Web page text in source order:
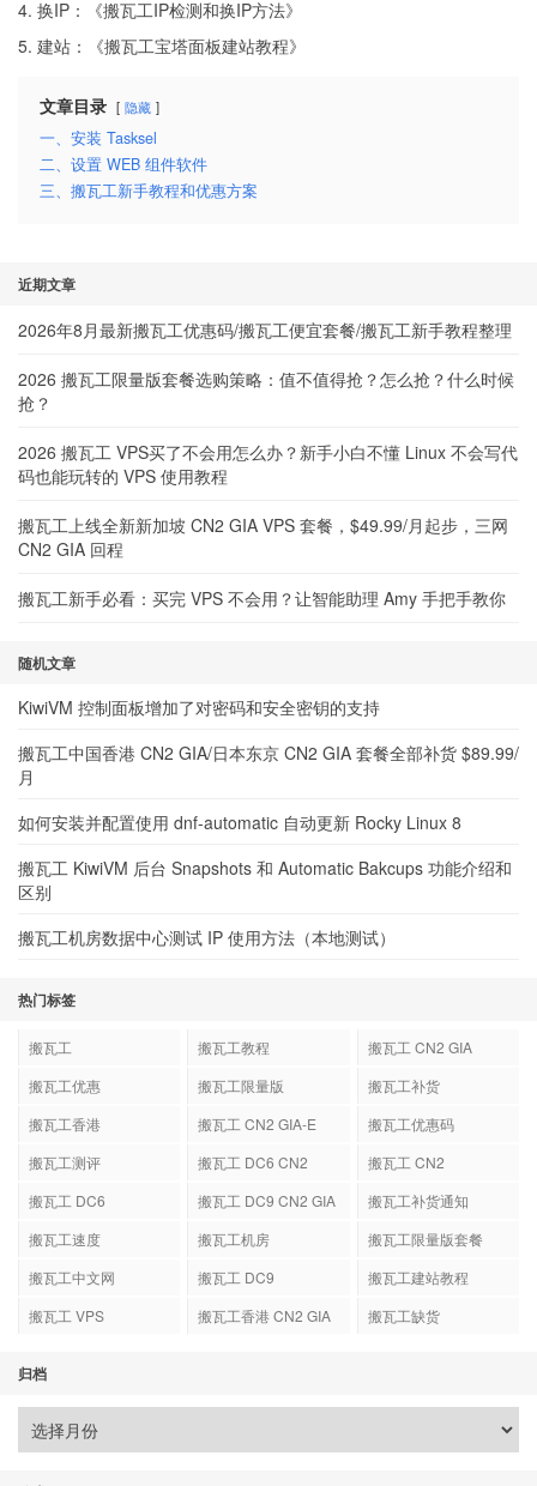
4. 换IP：《搬瓦工IP检测和换IP方法》
5. 建站：《搬瓦工宝塔面板建站教程》
文章目录 隐藏
一、安装 Tasksel
二、设置 WEB 组件软件
三、搬瓦工新手教程和优惠方案
近期文章
2026年8月最新搬瓦工优惠码/搬瓦工便宜套餐/搬瓦工新手教程整理
2026 搬瓦工限量版套餐选购策略：值不值得抢？怎么抢？什么时候
抢？
2026 搬瓦工 VPS买了不会用怎么办？新手小白不懂 Linux 不会写代
码也能玩转的 VPS 使用教程
搬瓦工上线全新新加坡 CN2 GIA VPS 套餐，$49.99/月起步，三网
CN2 GIA 回程
搬瓦工新手必看：买完 VPS 不会用？让智能助理 Amy 手把手教你
随机文章
KiwiVM 控制面板增加了对密码和安全密钥的支持
搬瓦工中国香港 CN2 GIA/日本东京 CN2 GIA 套餐全部补货 $89.99/
月
如何安装并配置使用 dnf-automatic 自动更新 Rocky Linux 8
搬瓦工 KiwiVM 后台 Snapshots 和 Automatic Bakcups 功能介绍和
区别
搬瓦工机房数据中心测试 IP 使用方法（本地测试）
热门标签
搬瓦工 搬瓦工教程
搬瓦工 CN2 GIA
搬瓦工优惠
搬瓦工限量版
搬瓦工补货
搬瓦工香港
搬瓦工 CN2 GIA-E
搬瓦工优惠码
搬瓦工测评
搬瓦工 DC6 CN2
搬瓦工 CN2
搬瓦工 DC6
搬瓦工 DC9 CN2 GIA
搬瓦工补货通知
搬瓦工速度
搬瓦工机房
搬瓦工限量版套餐
搬瓦工中文网
搬瓦工 DC9
搬瓦工建站教程
搬瓦工 VPS
搬瓦工香港 CN2 GIA 搬瓦工缺货
归档